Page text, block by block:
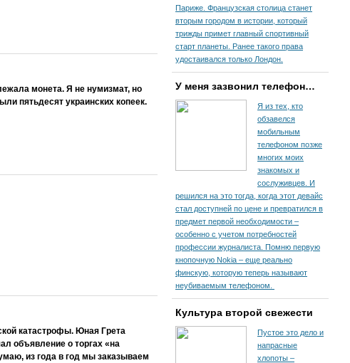
монета. Я не нумизмат, но
пятьдесят украинских копеек.
катастрофы. Юная Грета
объявление о торгах «на
из года в год мы заказываем
Париже. Французская столица станет
вторым городом в истории, который
трижды примет главный спортивный
старт планеты. Ранее такого права
удостаивался только Лондон.
У меня зазвонил телефон…
Я из тех, кто
обзавелся
мобильным
телефоном позже
многих моих
знакомых и
сослуживцев. И
решился на это тогда, когда этот девайс
стал доступней по цене и превратился в
предмет первой необходимости –
особенно с учетом потребностей
профессии журналиста. Помню первую
кнопочную Nokia – еще реально
финскую, которую теперь называют
неубиваемым телефоном.
Культура второй свежести
Пустое это дело и
напрасные
хлопоты –